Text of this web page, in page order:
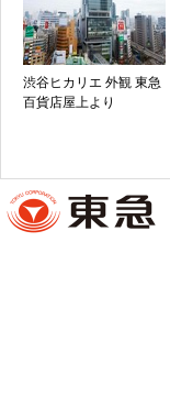
渋谷ヒカリエ 外観 東急
百貨店屋上より